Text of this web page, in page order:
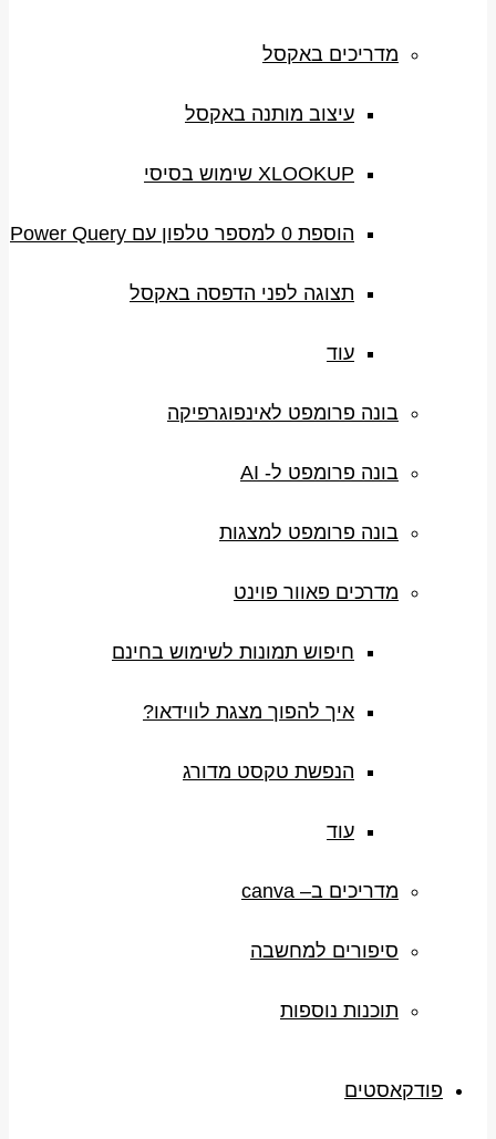
מדריכים באקסל
עיצוב מותנה באקסל
XLOOKUP שימוש בסיסי
הוספת 0 למספר טלפון עם Power Query
תצוגה לפני הדפסה באקסל
עוד
בונה פרומפט לאינפוגרפיקה
בונה פרומפט ל- AI
בונה פרומפט למצגות
מדרכים פאוור פוינט
חיפוש תמונות לשימוש בחינם
איך להפוך מצגת לווידאו?
הנפשת טקסט מדורג
עוד
מדריכים ב– canva
סיפורים למחשבה
תוכנות נוספות
פודקאסטים